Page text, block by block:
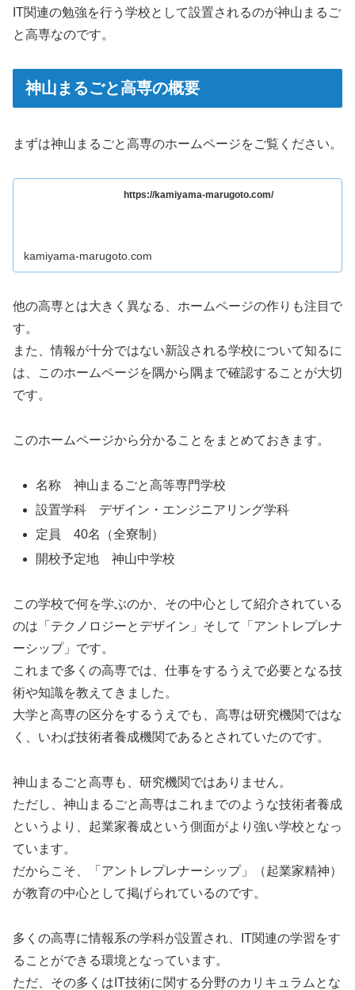
IT関連の勉強を行う学校として設置されるのが神山まるご
と高専なのです。
神山まるごと高専の概要
まずは神山まるごと高専のホームページをご覧ください。
https://kamiyama-marugoto.com/
kamiyama-marugoto.com
他の高専とは大きく異なる、ホームページの作りも注目で
す。
また、情報が十分ではない新設される学校について知るに
は、このホームページを隅から隅まで確認することが大切
です。
このホームページから分かることをまとめておきます。
名称 神山まるごと高等専門学校
設置学科 デザイン・エンジニアリング学科
定員 40名（全寮制）
開校予定地 神山中学校
この学校で何を学ぶのか、その中心として紹介されている
のは「テクノロジーとデザイン」そして「アントレプレナ
ーシップ」です。
これまで多くの高専では、仕事をするうえで必要となる技
術や知識を教えてきました。
大学と高専の区分をするうえでも、高専は研究機関ではな
く、いわば技術者養成機関であるとされていたのです。
神山まるごと高専も、研究機関ではありません。
ただし、神山まるごと高専はこれまでのような技術者養成
というより、起業家養成という側面がより強い学校となっ
ています。
だからこそ、「アントレプレナーシップ」（起業家精神）
が教育の中心として掲げられているのです。
多くの高専に情報系の学科が設置され、IT関連の学習をす
ることができる環境となっています。
ただ、その多くはIT技術に関する分野のカリキュラムとな